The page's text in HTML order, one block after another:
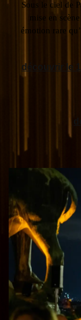
Sous le ciel de
mise en
émotion rare
découvrir le